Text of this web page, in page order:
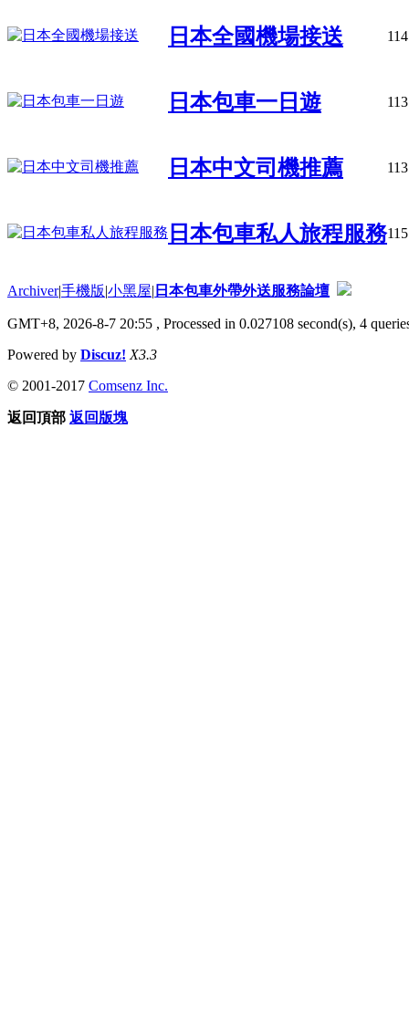
日本全國機場接送 114
日本包車一日遊 113
日本中文司機推薦 113
日本包車私人旅程服務115
Archiver|手機版|小黑屋| 日本包車外帶外送服務論壇
GMT+8, 2026-8-7 20:55 , Processed in 0.027108 second(s), 4
Powered by Discuz! X3.3
© 2001-2017 Comsenz Inc.
返回頂部 返回版塊